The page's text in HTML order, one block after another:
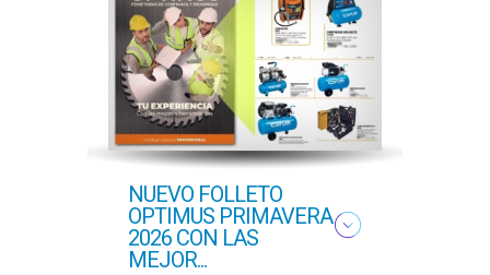
NUEVO FOLLETO
OPTIMUS PRIMAVERA
2026 CON LAS
MEJOR...